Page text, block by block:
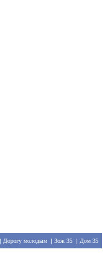
Дорогу молодым | Зож 35 | Дом 35